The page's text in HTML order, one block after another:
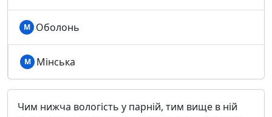
М Оболонь
М Мінська
Чим нижча вологість у парній, тим вище в ній